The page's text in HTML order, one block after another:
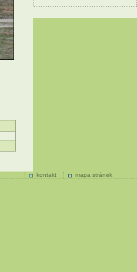
kontakt mapa stránek